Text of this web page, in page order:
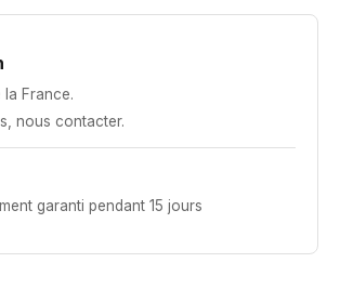
la France.
nous contacter.
garanti pendant 15 jours